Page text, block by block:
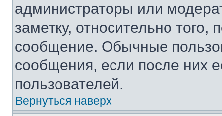
администраторы или
заметку, относительно
сообщение. Обычные
сообщения, если после них
пользователей.
Вернуться наверх